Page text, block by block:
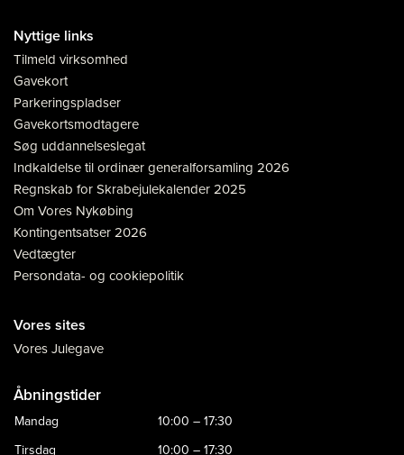
Nyttige links
Tilmeld virksomhed
Gavekort
Parkeringspladser
Gavekortsmodtagere
Søg uddannelseslegat
Indkaldelse til ordinær generalforsamling 2026
Regnskab for Skrabejulekalender 2025
Om Vores Nykøbing
Kontingentsatser 2026
Vedtægter
Persondata- og cookiepolitik
Vores sites
Vores Julegave
Åbningstider
Mandag
10:00 – 17:30
Tirsdag
10:00 – 17:30